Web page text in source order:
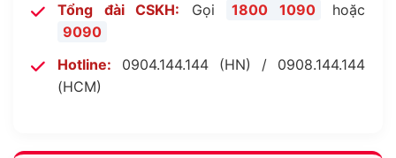
Tổng đài CSKH: Gọi 1800 1090
hoặc
9090
Hotline: 0904.144.144 (HN) / 0908.144.144
(HCM)